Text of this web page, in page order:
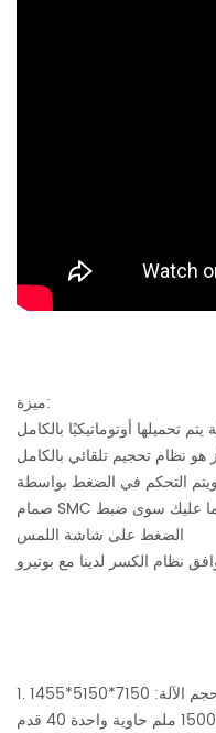
ميزة:
يتم تحميلها أوتوماتيكيًا بالكامل
هو نظام تحجيم تلقائي بالكامل
التحكم في الضغط بواسطة
صمام SMC النسبي. بالنسبة للسماكات المختلفة، ما عليك سوى ضبط
الضغط على شاشة اللمس